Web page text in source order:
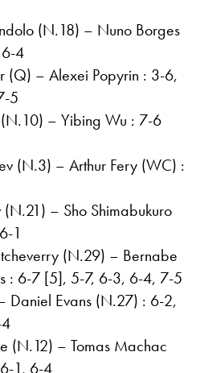
(N.18) – Nuno Borges
4
(Q) – Alexei Popyrin : 3-6,
5
(N.10) – Yibing Wu : 7-6
(N.3) – Arthur Fery (WC) :
– Sho Shimabukuro
1
(N.29) – Bernabe
: 6-7 [5], 5-7, 6-3, 6-4, 7-5
Daniel Evans (N.27) : 6-2,
(N.12) – Tomas Machac
1, 6-4